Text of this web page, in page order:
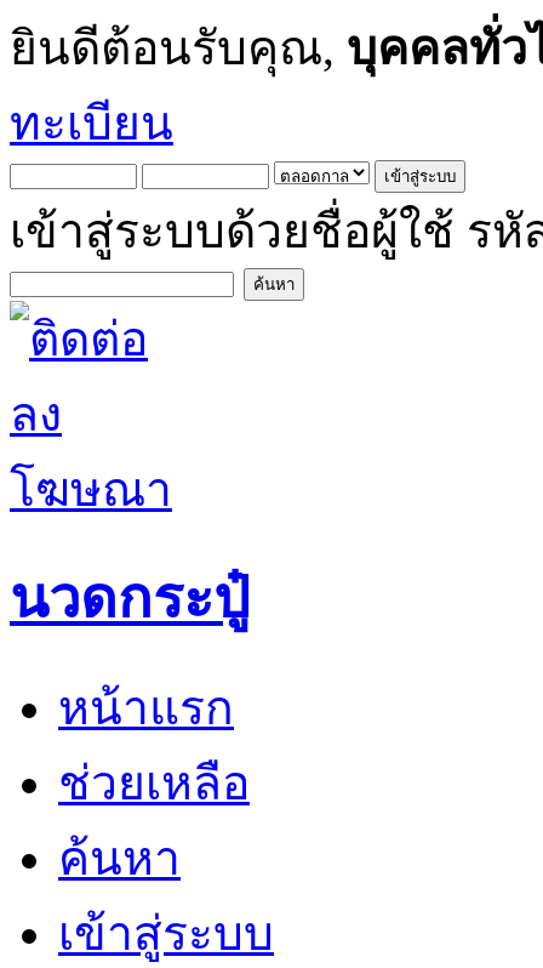
ยินดีต้อนรับคุณ, บุคคลทั่ว
ทะเบียน
เข้าสู่ระบบด้วยชื่อผู้ใช้ รหั
นวดกระปู๋
หน้าแรก
ช่วยเหลือ
ค้นหา
เข้าสู่ระบบ